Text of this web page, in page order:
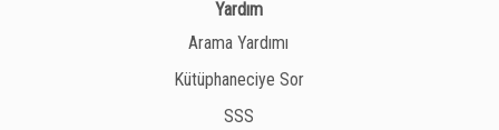
Yardım
Arama Yardımı
Kütüphaneciye Sor
SSS